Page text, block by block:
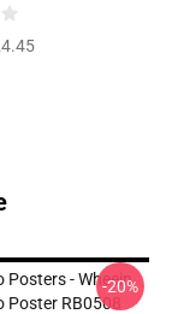
Posters - Wheein
RB0508
-20%